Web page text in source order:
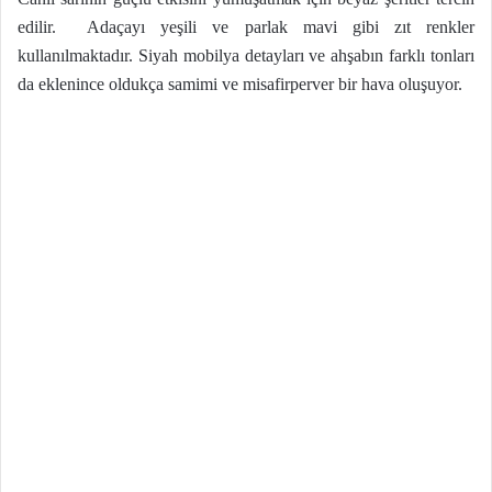
edilir.
Adaçayı yeşili ve parlak mavi gibi zıt renkler
kullanılmaktadır. Siyah mobilya detayları ve ahşabın farklı tonları
da eklenince oldukça samimi ve misafirperver bir hava oluşuyor.